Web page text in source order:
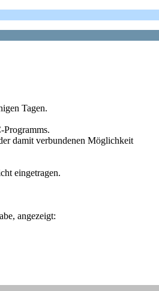
Tagen.
Programms.
damit verbundenen Möglichkeit
eingetragen.
angezeigt: